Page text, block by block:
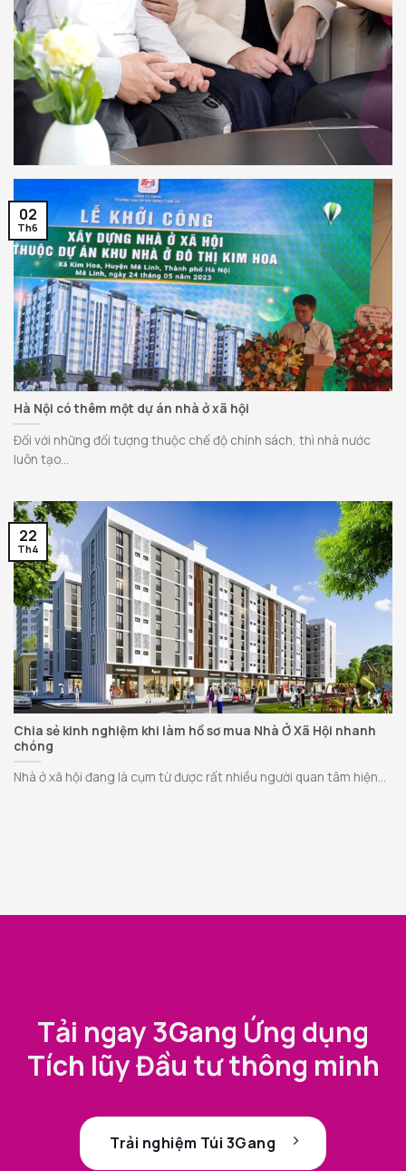
Hà Nội có thêm một dự án nhà ở xã hội
Đối với những đối tượng thuộc chế độ chính sách, thì nhà nước
luôn tạo...
02
Th6
Chia sẻ kinh nghiệm khi làm hồ sơ mua Nhà Ở Xã Hội nhanh
chóng
Nhà ở xã hội đang là cụm từ được rất nhiều người quan tâm hiện...
22
Th4
Tải ngay 3Gang Ứng dụng
Tích lũy Đầu tư thông minh
Trải nghiệm Túi 3Gang